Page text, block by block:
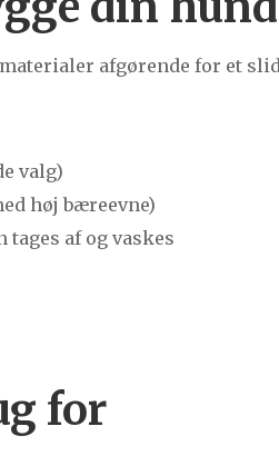
materialer afgørende for et
valg)
høj bæreevne)
af og vaskes
for